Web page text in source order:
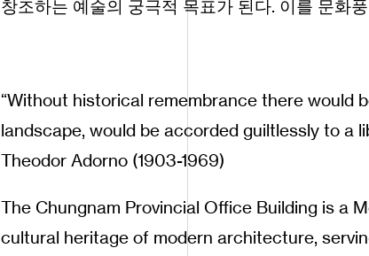
창조하는 예술의 궁극적 목표가 된다. 이를 문화
“Without historical remembrance there would
landscape, would be accorded guiltlessly to a
Theodor Adorno (1903-1969)
The Chungnam Provincial Office Building is a
cultural heritage of modern architecture,